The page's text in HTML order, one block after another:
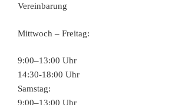
Vereinbarung
Mittwoch – Freitag:
9:00–13:00 Uhr
14:30-18:00 Uhr
Samstag:
9:00–13:00 Uhr